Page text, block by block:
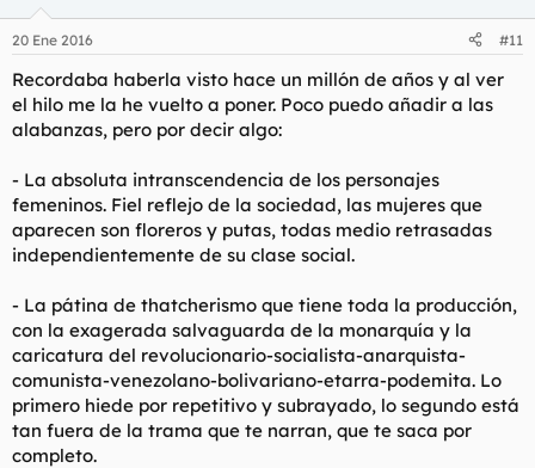
20 Ene 2016 #11
Recordaba haberla visto hace un millón de años y al ver
el hilo me la he vuelto a poner. Poco puedo añadir a las
alabanzas, pero por decir algo:
- La absoluta intranscendencia de los personajes
femeninos. Fiel reflejo de la sociedad, las mujeres que
aparecen son floreros y putas, todas medio retrasadas
independientemente de su clase social.
- La pátina de thatcherismo que tiene toda la producción,
con la exagerada salvaguarda de la monarquía y la
caricatura del revolucionario-socialista-anarquista-
comunista-venezolano-bolivariano-etarra-podemita. Lo
primero hiede por repetitivo y subrayado, lo segundo está
tan fuera de la trama que te narran, que te saca por
completo.